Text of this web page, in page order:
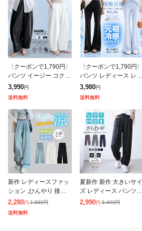
〈クーポンで1,790円〉
パンツ イージー コクー
ンパンツ レディース ボ
トム 速乾 UVカット パ
ンツ カーブパンツ ワイ
ドパ
3,990円
送料無料
〈クーポンで1,790円〉
パンツ レディース レギ
ンス レギパン 美脚 脚
長効果 フレア フレアパ
ンツ レギンスパンツ 細
見え
3,980円
送料無料
新作 レディースファッ
ション ,ひんやり 接触
冷感 ワイドデニム UV
カット 涼感ワイドパン
ツ デニムパンツ ウエス
2,280円 2,880円
送料無料
夏新作 新作 大きいサイ
ズ レディース パンツ |
<撥水加工でストレスフ
2,990円 3,490円